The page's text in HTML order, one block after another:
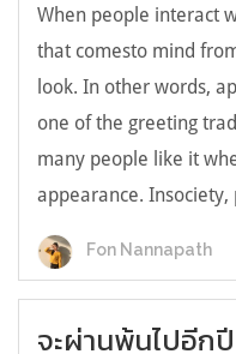
When people interact
that comesto mind
look. In other words,
one of the greeting
many people like it
appearance. Insociety,
Fon Nannapath
จะผ่านพ้นไปอีก